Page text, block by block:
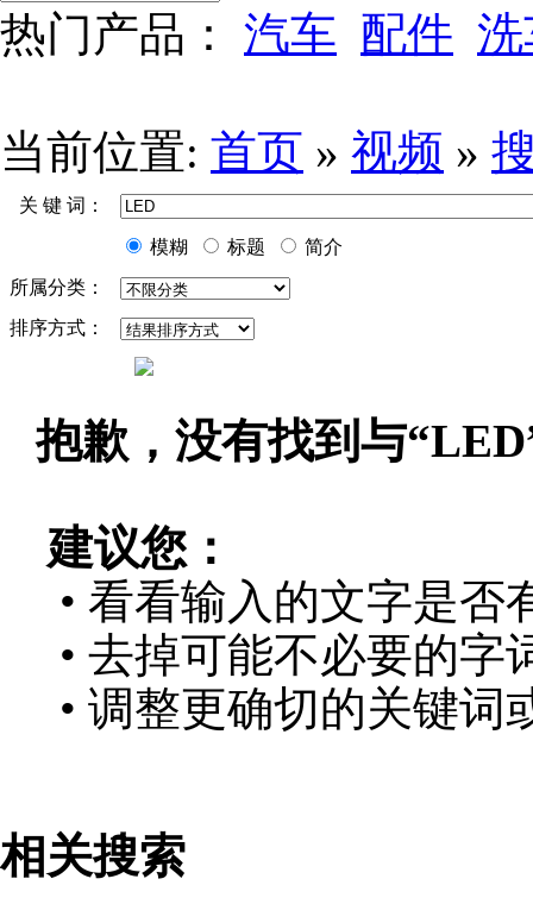
热门产品： 汽车 配件
当前位置: 首页 » 视频 »
关 键 词：
模糊 标题
简介
所属分类：
排序方式：
抱歉，没有找到与“LED
建议您：
• 看看输入的文字是否
• 去掉可能不必要的字
• 调整更确切的关键词
相关搜索